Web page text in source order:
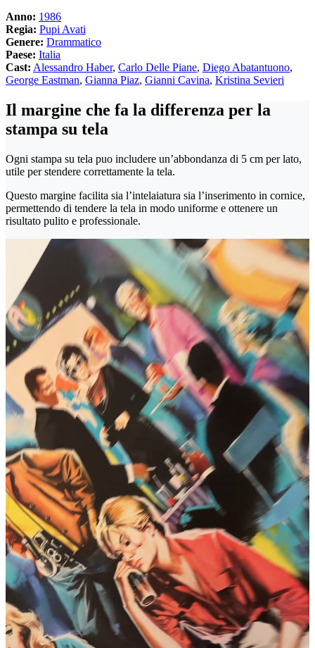
Anno: 1986
Regia: Pupi Avati
Genere: Drammatico
Paese: Italia
Cast: Alessandro Haber, Carlo Delle Piane, Diego Abatantuono,
George Eastman, Gianna Piaz, Gianni Cavina, Kristina Sevieri
Il margine che fa la differenza per la
stampa su tela
Ogni stampa su tela puo includere un’abbondanza di 5 cm per lato,
utile per stendere correttamente la tela.
Questo margine facilita sia l’intelaiatura sia l’inserimento in cornice,
permettendo di tendere la tela in modo uniforme e ottenere un
risultato pulito e professionale.